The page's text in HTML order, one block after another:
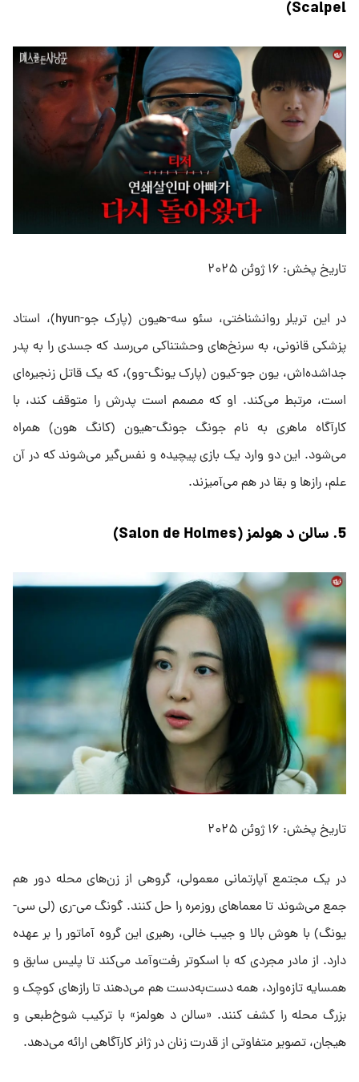
Scalpel)
تاریخ پخش: ۱۶ ژوئن ۲۰۲۵
در این تریلر روانشناختی، سئو سه-هیون (پارک جو-hyun)، استاد
پزشکی قانونی، به سرنخ‌های وحشتناکی می‌رسد که جسدی را به پدر
جداشده‌اش، یون جو-کیون (پارک یونگ-وو)، که یک قاتل زنجیره‌ای
است، مرتبط می‌کند. او که مصمم است پدرش را متوقف کند، با
کارآگاه ماهری به نام جونگ جونگ-هیون (کانگ هون) همراه
می‌شود. این دو وارد یک بازی پیچیده و نفس‌گیر می‌شوند که در آن
علم، رازها و بقا در هم می‌آمیزند.
5. سالن د هولمز (Salon de Holmes)
تاریخ پخش: ۱۶ ژوئن ۲۰۲۵
در یک مجتمع آپارتمانی معمولی، گروهی از زن‌های محله دور هم
جمع می‌شوند تا معماهای روزمره را حل کنند. گونگ می-ری (لی سی-
یونگ) با هوش بالا و جیب خالی، رهبری این گروه آماتور را بر عهده
دارد. از مادر مجردی که با اسکوتر رفت‌وآمد می‌کند تا پلیس سابق و
همسایه تازه‌وارد، همه دست‌به‌دست هم می‌دهند تا رازهای کوچک و
بزرگ محله را کشف کنند. «سالن د هولمز» با ترکیب شوخ‌طبعی و
هیجان، تصویر متفاوتی از قدرت زنان در ژانر کارآگاهی ارائه می‌دهد.